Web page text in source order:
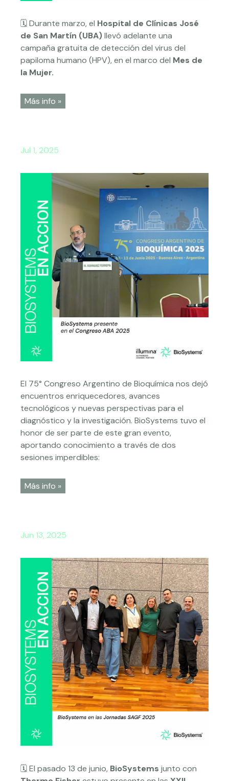
🗓️ Durante marzo, el Hospital de Clínicas José
de San Martín (UBA)llevó adelante una
campaña gratuita de detección del virus del
papiloma humano (HPV), en el marco del Mes de
la Mujer.
Más info »
Jul 1, 2025
El 75° Congreso Argentino de Bioquímica nos dejó
encuentros enriquecedores, avances
tecnológicos y nuevas perspectivas para el
diagnóstico y la investigación. BioSystems tuvo el
honor de ser parte de este gran evento,
aportando conocimiento a través de dos
sesiones imperdibles:
Más info »
Jun 13, 2025
🗓️ El pasado 13 de junio, BioSystems junto con